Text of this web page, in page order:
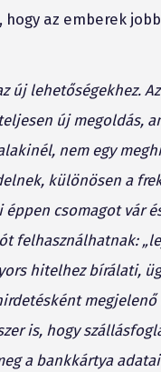
az emberek
új lehetőségekhez.
új megoldás,
nem egy
különösen a
csomagot vár
felhasználhatnak:
hitelhez bírálati,
is, hogy
a bankkártya